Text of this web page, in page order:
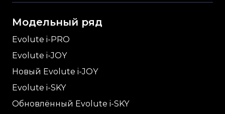
Модельный ряд
Evolute i-PRO
Evolute i-JOY
Новый Evolute i-JOY
Evolute i-SKY
Обновлённый Evolute i-SKY